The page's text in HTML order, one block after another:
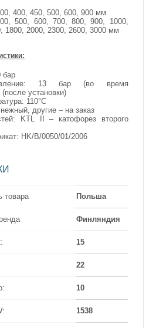
400, 450, 500, 600, 900 мм
500, 600, 700, 800, 900, 1000,
1800, 2000, 2300, 2600, 3000 мм
бар
13 бар (во время
установки)
110°C
другие – на заказ
KTL II – катофорез второго
HK/B/0050/01/2006
товара Польша
Финляндия
15
22
10
1538